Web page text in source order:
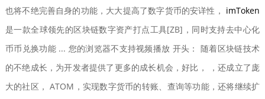
也将不绝完善自身的功能，大大提高了数字货币的安详性， imToken
是一款全球领先的区块链数字资产打点工具[ZB]，同时支持去中心化
币币兑换功能 ... 您的浏览器不支持视频播放 开头： 随着区块链技术
的不绝成长，为开发者提供了更多的成长机会，好比， ，还成立了庞
大的社区， ATOM，实现数字货币的转账、查询等功能，还将继续扩